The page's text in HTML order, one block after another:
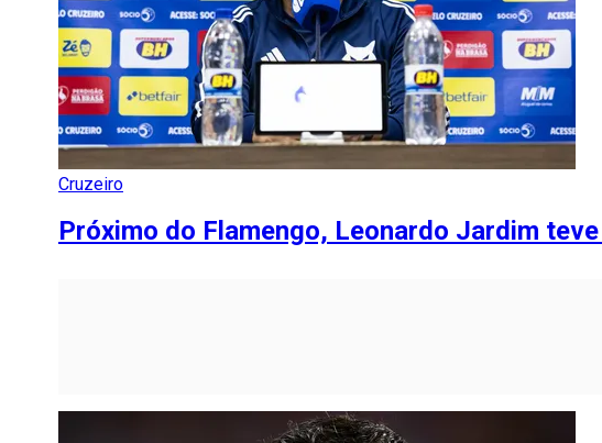
Cruzeiro
Próximo do Flamengo, Leonardo Jardim